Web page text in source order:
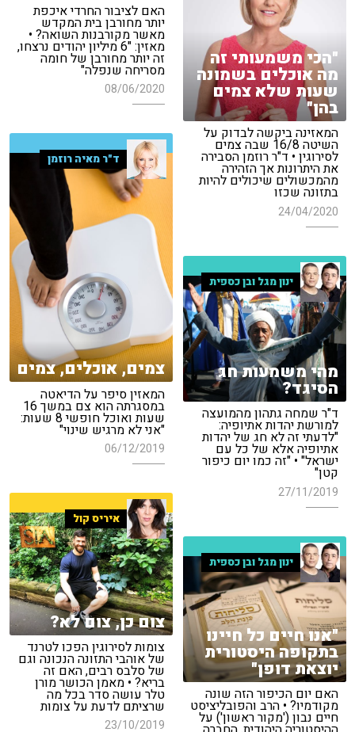
האם לציבור החרדי איכפת
יותר מחורבן בית המקדש
מאשר מקורבנות השואה? •
מאזין: "6 מיליון יהודים נרצחו,
זה יותר מחורבן של חומה
מסריחה שנפלה"
08/06/2020
"הכי משמעותי זה
מה אוכלים בשמונה
שעות שלא צמים
בהן"
המאזינה ביקשה לבדוק על
השיטה 16/8 שבה צמים
לסירוגין • ד"ר רוזמן הסבירה
את היתרונות אך הזהירה
מהמכשולים שיכולים להיות
בתזונה שכזו
24/04/2020
ד"ר מאיה רוזמן
צמים, אוכלים, צמים
המאזין סיפר על הדיאטה
במסגרתה הוא צם במשך 16
שעות ואוכל חופשי 8 שעות:
"אני לא מרגיש שינוי"
06/12/2019
ינון מגל ובן כספית
מהי משמעות חג
הסיגד?
ד"ר שמחה גתהון מהמועצה
למורשת יהדות אתיופיה:
"לדעתי זה לא חג של יהדות
אתיופיה אלא של כל עם
ישראל" • "זה כמו יום כיפור
קטן"
27/11/2019
איריס קול
צום כן, צום לא?
צומות לסירוגין הפכו לטרנד
של אוהבי התזונה הנכונה וגם
של סלבס רבים, האם זה
בריא? • מאמן הכושר מורן
טלר עושה סדר בכל מה
שרציתם לדעת על צומות
23/10/2019
ינון מגל ובן כספית
"אנו חיים כל חיינו
בתקופה היסטורית
יוצאת דופן"
האם יום הכיפור הזה שונה
מקודמיו? • הרב והפובליציסט
חיים נבון ('מקור ראשון') על